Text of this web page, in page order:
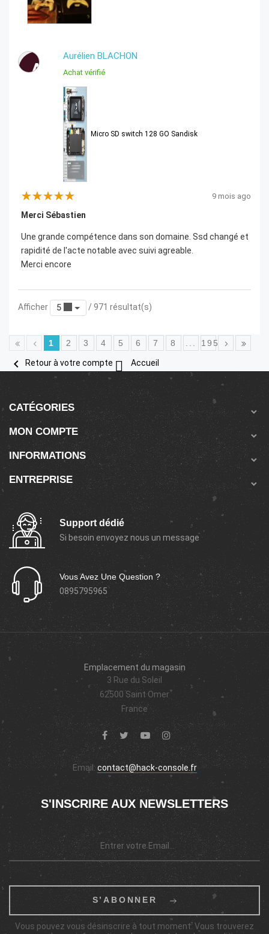
A
Aurélien BLACHON
Achat vérifié
Micro SD switch 128 GO Sandisk
9 mois ago
Merci Sébastien
Une grande compétence dans son domaine. Ssd changé et
rapidité de l'acte notable avec suivi agreable.
Merci encore
Afficher 5 / 971 résultat(s)
1 2 3 4 5 6 7 8 195
 Retour à votre compte  Accueil
CATÉGORIES 
MON COMPTE 
INFORMATIONS 
ENTREPRISE 
Support dédié
Si besoin envoyez nous un message
Vous Avez Une Question ?
0895795965
Emplacement du magasin
3 Rue du Soleil
62500 Saint Omer
France
Email:contact@hack-console.fr
S'INSCRIRE AUX NEWSLETTERS
S’ABONNER
Vous pouvez vous désinscrire à tout moment. Vous trouverez